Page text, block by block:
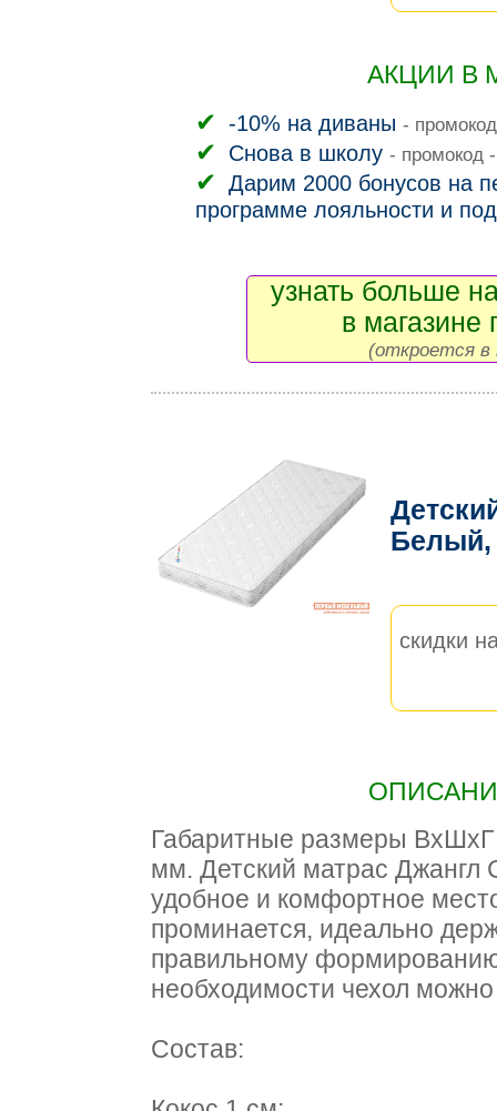
АКЦИИ В
-10% на диваны -
Снова в школу - промокод
Дарим 2000 бонусов на
программе лояльности и
узнать больше
в магазине
(откроется в
Белый,
скидки
Габаритные размеры
мм. Детский матрас Джангл
удобное и комфортное
проминается, идеально
правильному
необходимости чехол можно
Состав: